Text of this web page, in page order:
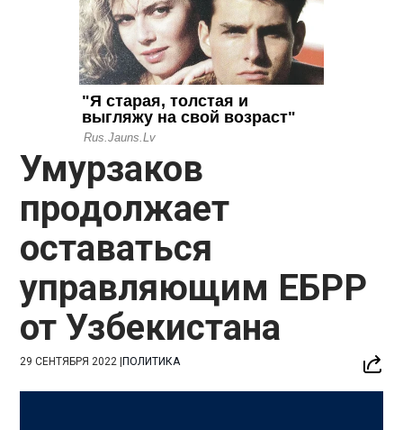
Умурзаков
продолжает
оставаться
управляющим ЕБРР
от Узбекистана
29 СЕНТЯБРЯ 2022 |ПОЛИТИКА